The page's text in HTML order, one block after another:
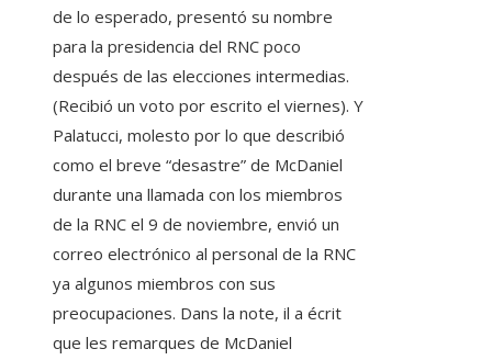
de lo esperado, presentó su nombre
para la presidencia del RNC poco
después de las elecciones intermedias.
(Recibió un voto por escrito el viernes). Y
Palatucci, molesto por lo que describió
como el breve “desastre” de McDaniel
durante una llamada con los miembros
de la RNC el 9 de noviembre, envió un
correo electrónico al personal de la RNC
ya algunos miembros con sus
preocupaciones. Dans la note, il a écrit
que les remarques de McDaniel